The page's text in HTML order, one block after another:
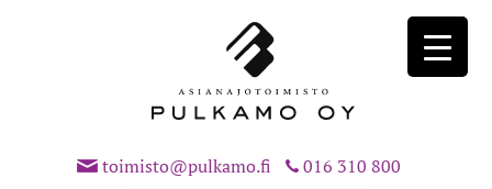
toimisto@pulkamo.fi 016 310 800